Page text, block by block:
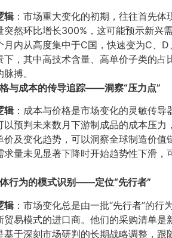
辑：市场重大变化的初期，往往首先
突然环比增长300%，这可能预示新
月内从高度集中于C国，快速变为C、
下，其中高技术含量、高单价子类的占
搏。
与成本的传导追踪——洞察“压力点”​
辑：成本与价格是市场变化的灵敏传
以预判未来数月下游制成品的成本压
价及变化趋势，可以洞察全球制造价
求量未见显著下降时开始趋势性下滑
行为的模式识别——定位“先行者”​
辑：市场变化总是由一批“先行者”的
贸易模式的进口商。他们的采购清单
基于深刻市场研判的长期战略调整，